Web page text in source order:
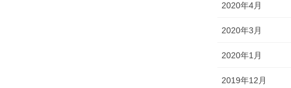
2020年4月
2020年3月
2020年1月
2019年12月